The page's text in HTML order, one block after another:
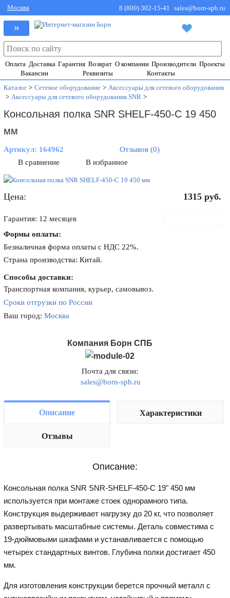
Москва 8 (800) 302-15-41 sales@born-spb.ru
»
Оплата Доставка Гарантия Возврат О компании Производители Проекты
Вакансии
Реквизиты
Контакты
Каталог > Сетевое оборудование > Аксессуары для сетевого оборудования
> Аксессуары для сетевого оборудования SNR >
Консольная полка SNR SHELF-450-C 19 450
мм
Артикул: 164962
Отзывов (0)
В сравнение
В избранное
Цена: 1315 руб.
Гарантия: 12 месяцев
Формы оплаты:
Безналичная форма оплаты с НДС 22%.
Страна производства: Китай.
Способы доставки:
Транспортная компания, курьер, самовывоз.
Сроки отгрузки по России
Ваш город:Москва
Компания Борн СПБ
Почта для связи:
sales@born-spb.ru
Описание Характеристики
Отзывы
Описание:
Консольная полка SNR SNR-SHELF-450-C 19" 450 мм
используется при монтаже стоек однорамного типа.
Конструкция выдерживает нагрузку до 20 кг, что позволяет
развертывать масштабные системы. Деталь совместима с
19-дюймовыми шкафами и устанавливается с помощью
четырех стандартных винтов. Глубина полки достигает 450
мм.
Для изготовления конструкции берется прочный металл с